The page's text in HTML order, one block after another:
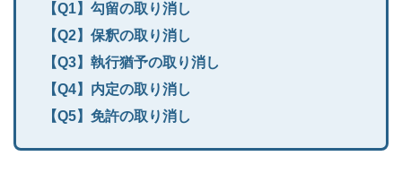
【Q1】勾留の取り消し
【Q2】保釈の取り消し
【Q3】執行猶予の取り消し
【Q4】内定の取り消し
【Q5】免許の取り消し